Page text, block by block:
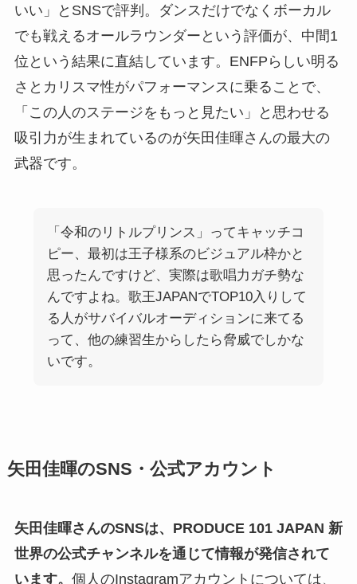
いい」とSNSで評判。ダンスだけでなくボーカル
でも戦えるオールラウンダーという評価が、中間1
位という結果に直結しています。ENFPらしい明る
さとカリスマ性がパフォーマンスに乗ることで、
「この人のステージをもっと見たい」と思わせる
吸引力が生まれているのが矢田佳暉さんの最大の
武器です。
「令和のリトルプリンス」ってキャッチコ
ピー、最初は王子様系のビジュアル枠かと
思ったんですけど、実際は歌唱力ガチ勢な
んですよね。歌王JAPANでTOP10入りして
る人がサバイバルオーディションに来てる
って、他の練習生からしたら脅威でしかな
いです。
矢田佳暉のSNS・公式アカウント
矢田佳暉さんのSNSは、PRODUCE 101 JAPAN 新
世界の公式チャンネルを通じて情報が発信されて
います。 個人のInstagramアカウントについては、